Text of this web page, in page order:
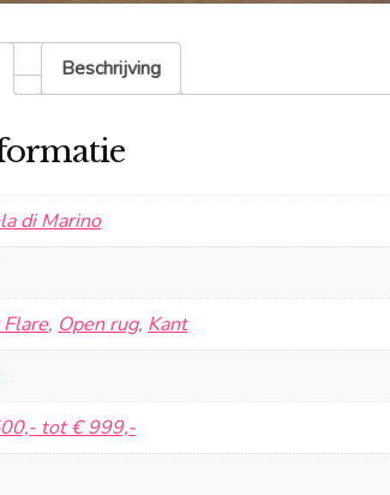
Beschrijving
di Marino
, Open rug, Kant
tot € 999,-